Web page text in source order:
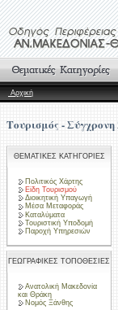
Αρχική
Τουρισμός -
ΘΕΜΑΤΙΚΕΣ ΚΑΤΗΓΟΡΙΕΣ
Πολιτικός Χάρτης
Είδη Τουρισμού
Διοικητική Υπαγωγή
Μέσα Μεταφοράς
Καταλύματα
Τουριστική Υποδομή
Παροχή Υπηρεσιών
ΓΕΩΓΡΑΦΙΚΕΣ ΤΟΠΟΘΕΣΙΕΣ
Ανατολική Μακεδονία
και Θράκη
Νομός Ξάνθης